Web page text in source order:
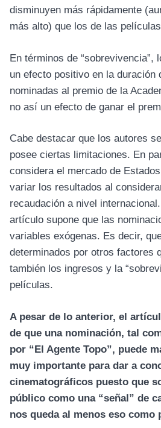
disminuyen más rápidamente
más alto) que los de las
En términos de “sobrevivencia”,
un efecto positivo en la duración
nominadas al premio de la
no así un efecto de ganar el
Cabe destacar que los autores
posee ciertas limitaciones. En
considera el mercado de
variar los resultados al
recaudación a nivel
artículo supone que las
variables exógenas. Es decir,
determinados por otros factores
también los ingresos y la
películas.
A pesar de lo anterior, el
de que una nominación, tal
por “El Agente Topo”, puede
muy importante para dar a
cinematográficos puesto que
público como una “señal” de
nos queda al menos eso como